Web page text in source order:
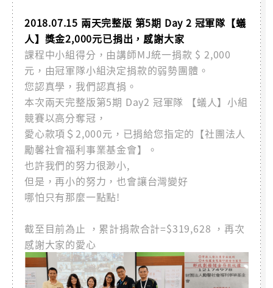
2018.07.15 兩天完整版 第5期 Day 2 冠軍隊【蟻
人】獎金2,000元已捐出，感謝大家
課程中小組得分，由講師MJ統一捐款 $ 2,000
元，由冠軍隊小組決定捐款的弱勢團體。
您認真學，我們認真捐。
本次兩天完整版第5期 Day2 冠軍隊 【蟻人】小組
競賽以高分奪冠，
愛心款項＄2,000元，已捐給您指定的【社團法人
勵馨社會福利事業基金會】。
也許我們的努力很渺小,
但是，再小的努力，也會讓台灣變好
哪怕只有那麼一點點!
截至目前為止 ，累計捐款合計=$319,628 ，再次
感謝大家的愛心